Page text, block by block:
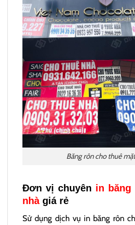
Băng rôn cho thuê
Đơn vị chuyên in băng
nhàgiá rẻ
Sử dụng dịch vụ in băng rôn